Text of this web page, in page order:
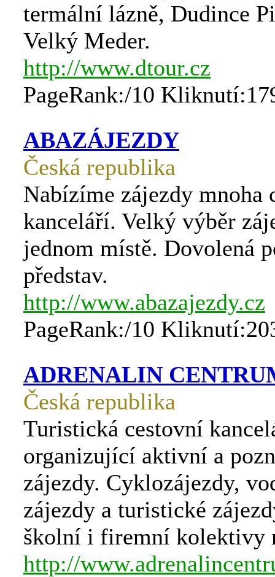
termální lázně, Dudince
Velký Meder.
http://www.dtour.cz
PageRank:/10
ABAZÁJEZDY
Česká republika
Nabízíme zájezdy mnoha
kanceláří. Velký výběr
jednom místě. Dovolená
představ.
http://www.abazajezdy.cz
PageRank:/10
ADRENALIN
Česká republika
Turistická cestovní
organizující aktivní a
zájezdy. Cyklozájezdy,
zájezdy a turistické
školní i firemní kolektivy
http://